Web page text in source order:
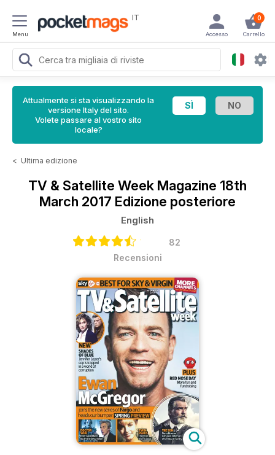
Menu
IT 0
Carrello
Accesso
Attualmente si sta visualizzando la
versione Italy del sito.
Volete passare al vostro sito
locale?
< Ultima edizione
TV & Satellite Week Magazine 18th
March 2017 Edizione posteriore
English
82
Recensioni